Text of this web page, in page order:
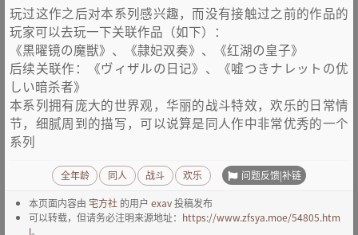
玩过这作之后对本系列感兴趣，而没有接触过之前的作品的
玩家可以去玩一下关联作品（如下）：
《黒曜镜の魔獣》、《隷妃双奏》、《红湖の皇子》
后续关联作：《ヴィザルの日记》、《嘘つきナレットの优
しい暗杀者》
本系列拥有庞大的世界观，华丽的战斗特效，欢乐的日常情
节，细腻周到的描写，可以说算是同人作中非常优秀的一个
系列
全年龄 同人 战斗 欢乐 问题反馈|补链
本页面内容由 宅方社 的用户 exav投稿发布
可以转载，但请务必注明来源地址： https://www.zfsya.moe/54805.htm
l。